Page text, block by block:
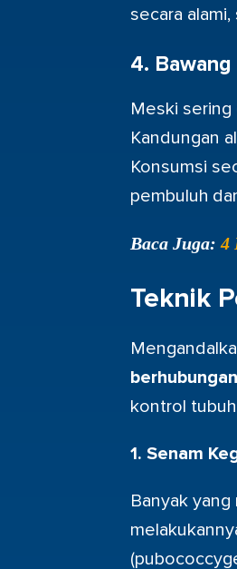
secara
4.
Meski sering
Kandungan
Konsumsi
pembuluh
Baca Juga:4
Teknik
kontrol
1. Senam
Banyak